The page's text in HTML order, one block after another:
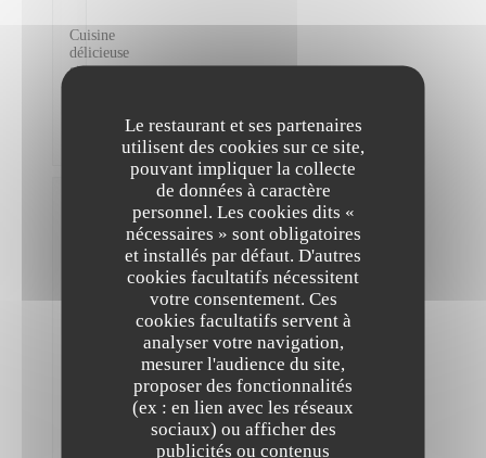
Le restaurant et ses partenaires
utilisent des cookies sur ce site,
pouvant impliquer la collecte
de données à caractère
personnel. Les cookies dits «
nécessaires » sont obligatoires
et installés par défaut. D'autres
cookies facultatifs nécessitent
votre consentement. Ces
cookies facultatifs servent à
analyser votre navigation,
mesurer l'audience du site,
proposer des fonctionnalités
(ex : en lien avec les réseaux
sociaux) ou afficher des
publicités ou contenus
Cuisine
délicieuse
et
Ambiance
Cuisine
Qualité /